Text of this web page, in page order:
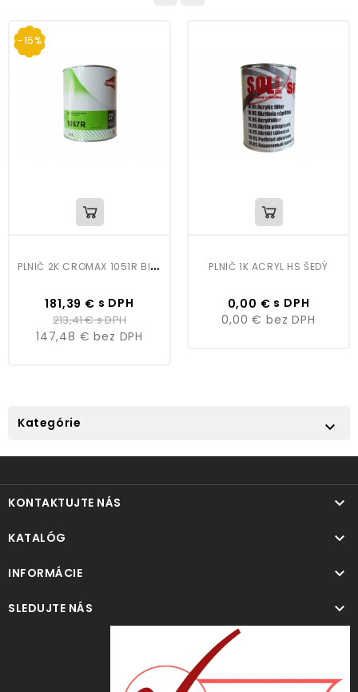
-15%
P
LNIČ 2K CROMAX 1051R BIELY 3,5L
Cena
181,39 € s DPH
213,41 €s DPH
147,48 € bez DPH
PLNIČ 1K ACRYL HS ŠEDÝ
Cena
0,00 € s DPH
0,00 € bez DPH
Kategórie 
KONTAKTUJTE NÁS 
KATALÓG 
INFORMÁCIE 
SLEDUJTE NÁS 